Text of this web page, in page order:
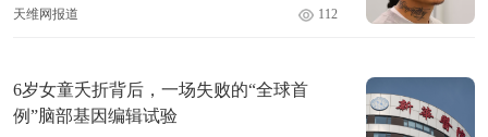
天维网报道 112
6岁女童夭折背后，一场失败的“全球首
例”脑部基因编辑试验